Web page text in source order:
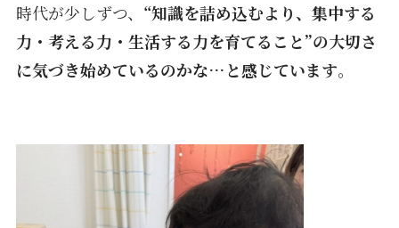
時代が少しずつ、 “知識を詰め込むより、集中する
力・考える力・生活する力を育てること”の大切さ
に気づき始めているのかな…と感じています。